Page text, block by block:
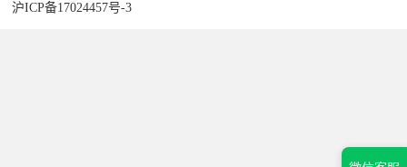
沪ICP备17024457号-3